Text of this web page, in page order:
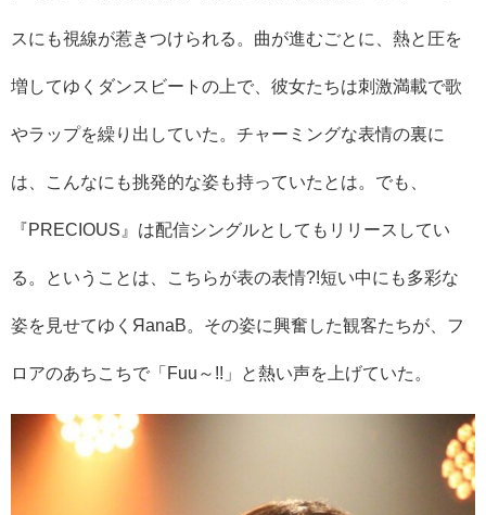
スにも視線が惹きつけられる。曲が進むごとに、熱と圧を
増してゆくダンスビートの上で、彼女たちは刺激満載で歌
やラップを繰り出していた。チャーミングな表情の裏に
は、こんなにも挑発的な姿も持っていたとは。でも、
『PRECIOUS』は配信シングルとしてもリリースしてい
る。ということは、こちらが表の表情?!短い中にも多彩な
姿を見せてゆくЯanaB。その姿に興奮した観客たちが、フ
ロアのあちこちで「Fuu～!!」と熱い声を上げていた。